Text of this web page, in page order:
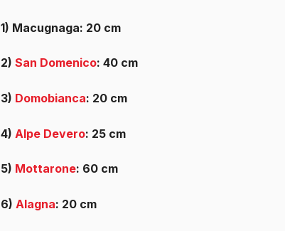
1) Macugnaga: 20 cm
2) San Domenico: 40 cm
3) Domobianca: 20 cm
4) Alpe Devero: 25 cm
5) Mottarone: 60 cm
6) Alagna: 20 cm